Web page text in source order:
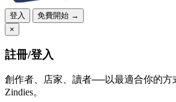
登入
免費開始 →
×
註冊/登入
創作者、店家、讀者──以最適合你的方
Zindies。